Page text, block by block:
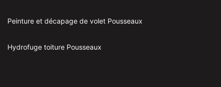
Peinture et décapage de volet Pousseaux
Hydrofuge toiture Pousseaux